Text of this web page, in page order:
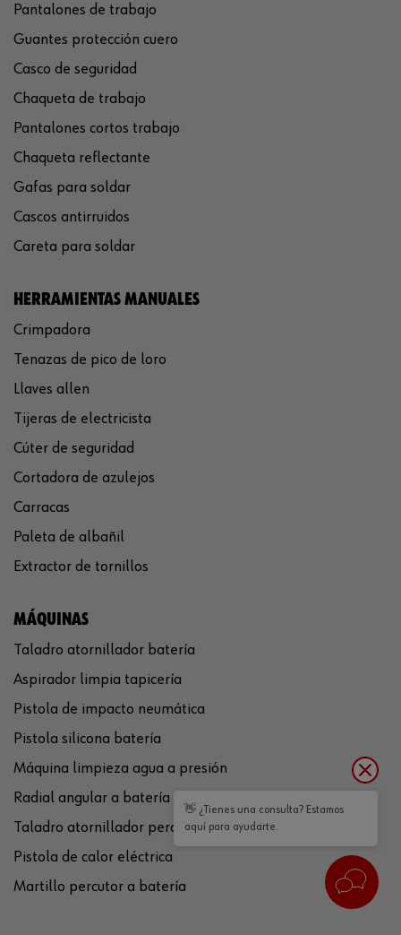
Pantalones de trabajo
Guantes protección cuero
Casco de seguridad
Chaqueta de trabajo
Pantalones cortos trabajo
Chaqueta reflectante
Gafas para soldar
Cascos antirruidos
Careta para soldar
HERRAMIENTAS MANUALES
Crimpadora
Tenazas de pico de loro
Llaves allen
Tijeras de electricista
Cúter de seguridad
Cortadora de azulejos
Carracas
Paleta de albañil
Extractor de tornillos
MÁQUINAS
Taladro atornillador batería
Aspirador limpia tapicería
Pistola de impacto neumática
Pistola silicona batería
Máquina limpieza agua a presión
Radial angular a batería
Taladro atornillador percutor a batería
Pistola de calor eléctrica
Martillo percutor a batería
👋 ¿Tienes una consulta? Estamos
aquí para ayudarte.